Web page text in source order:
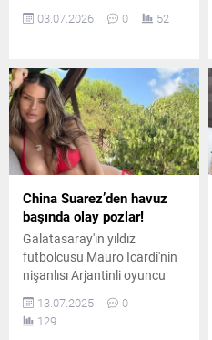
krizinin ardından sevgilisi
sonunda aralarındaki
sorunları çözdükleri öne
sürüldü.
03.07.2026 0 52
China Suarez’den havuz
başında olay pozlar!
Galatasaray'ın yıldız
futbolcusu Mauro Icardi'nin
nişanlısı Arjantinli oyuncu
China Suarez, havuz başında
verdiği bikinili pozlarla sosyal
medyayı salladı..
13.07.2025
0
129